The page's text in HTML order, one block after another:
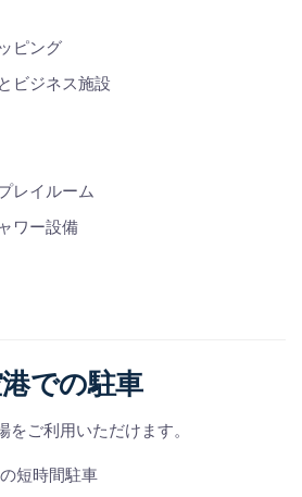
ピング
ビジネス施設
レイルーム
ワー設備
での駐車
ご利用いただけます。
短時間駐車